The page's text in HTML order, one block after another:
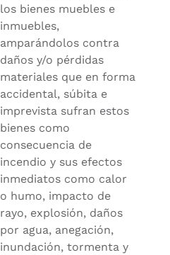
los bienes muebles e
inmuebles,
amparándolos contra
daños y/o pérdidas
materiales que en forma
accidental, súbita e
imprevista sufran estos
bienes como
consecuencia de
incendio y sus efectos
inmediatos como calor
o humo, impacto de
rayo, explosión, daños
por agua, anegación,
inundación, tormenta y